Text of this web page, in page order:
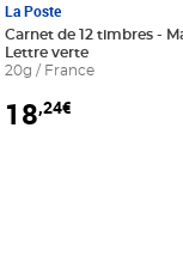
au panier
La Poste
Carnet de 12 timbres -
Lettre verte
20g / France
18,24€